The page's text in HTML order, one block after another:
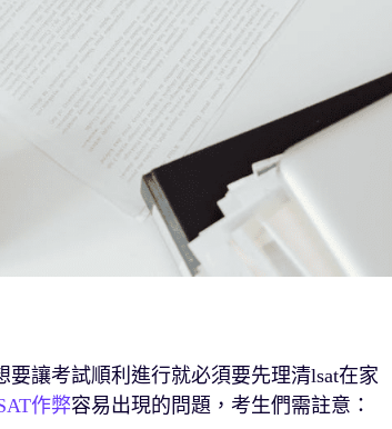
讓考試順利進行就必須要先理清lsat在家
作弊容易出現的問題，考生們需註意：